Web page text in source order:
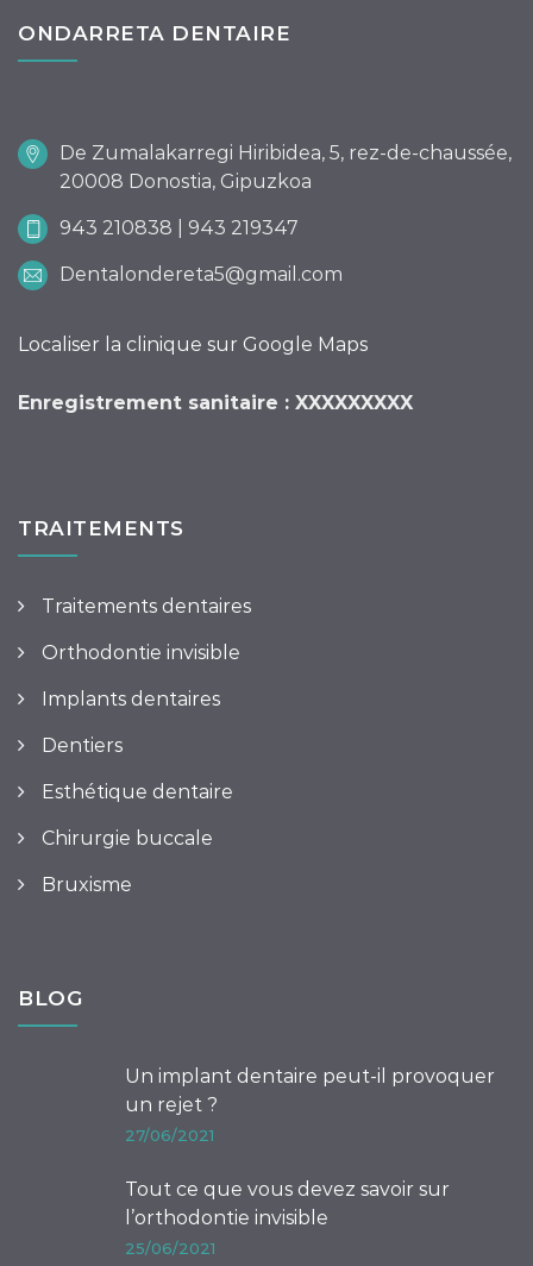
ONDARRETA DENTAIRE
De Zumalakarregi Hiribidea, 5, rez-de-chaussée,
20008 Donostia, Gipuzkoa
943 210838 | 943 219347
Dentalondereta5@gmail.com
Localiser la clinique sur Google Maps
Enregistrement sanitaire : XXXXXXXXX
TRAITEMENTS
Traitements dentaires
Orthodontie invisible
Implants dentaires
Dentiers
Esthétique dentaire
Chirurgie buccale
Bruxisme
BLOG
Un implant dentaire peut-il provoquer
un rejet ?
27/06/2021
Tout ce que vous devez savoir sur
l’orthodontie invisible
25/06/2021